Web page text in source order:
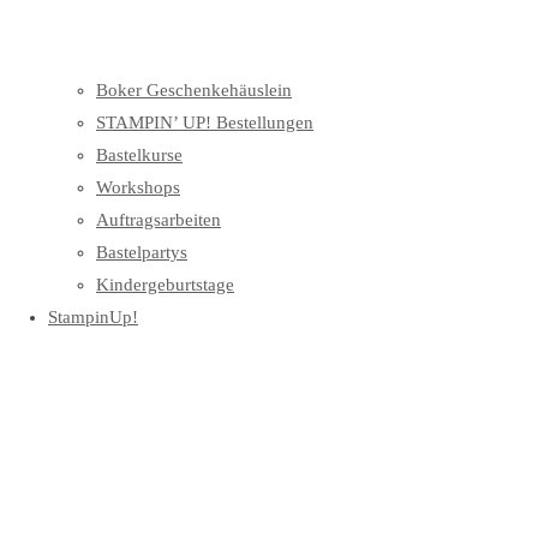
Boker Geschenkehäuslein
STAMPIN’ UP! Bestellungen
Bastelkurse
Workshops
Auftragsarbeiten
Bastelpartys
Kindergeburtstage
StampinUp!